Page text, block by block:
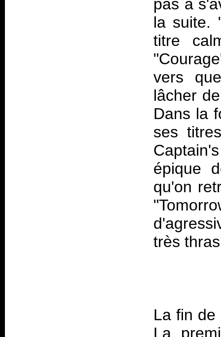
pas à
la suite.
titre
vers
lâcher
Dans la
ses
épique
qu'on
La fin de
La